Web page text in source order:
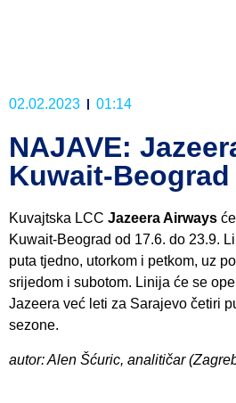
02.02.2023 01:14
NAJAVE:
Kuwait-Beograd
Kuvajtska LCC Jazeera Airways
Kuwait-Beograd od 17.6. do 23.9.
puta tjedno, utorkom i petkom, uz
srijedom i subotom. Linija će se
Jazeera već leti za Sarajevo četiri
sezone.
autor: Alen Šćuric, analitičar